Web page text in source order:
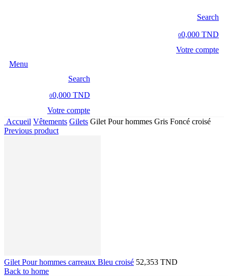
Search
00,000 TND
Votre compte
Menu
Search
00,000 TND
Votre compte
Accueil Vêtements Gilets Gilet Pour hommes Gris Foncé croisé
Previous product
Gilet Pour hommes carreaux Bleu croisé 52,353 TND
Back to home